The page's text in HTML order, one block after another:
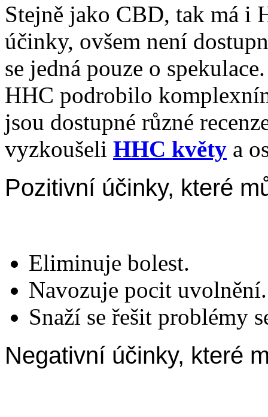
Stejně jako CBD, tak má i
účinky, ovšem není
se jedná pouze o
HHC podrobilo
jsou dostupné různé
vyzkoušeli HHC květy a
Pozitivní účinky, které
Eliminuje bolest.
Navozuje pocit uvolnění.
Snaží se řešit problémy
Negativní účinky, které